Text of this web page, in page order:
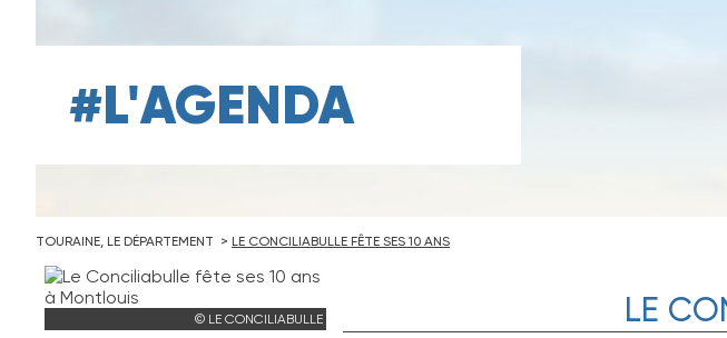
#L'AGENDA
TOURAINE, LE DÉPARTEMENT LE CONCILIABULLE FÊTE SES 10 ANS
© LE CONCILIABULLE LE